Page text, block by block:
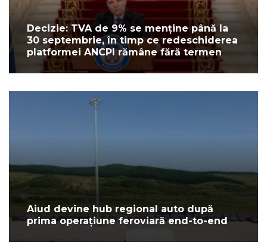
Decizie: TVA de 9% se menține până la
30 septembrie, în timp ce redeschiderea
platformei ANCPI rămâne fără termen
Aiud devine hub regional auto după
prima operațiune feroviară end-to-end